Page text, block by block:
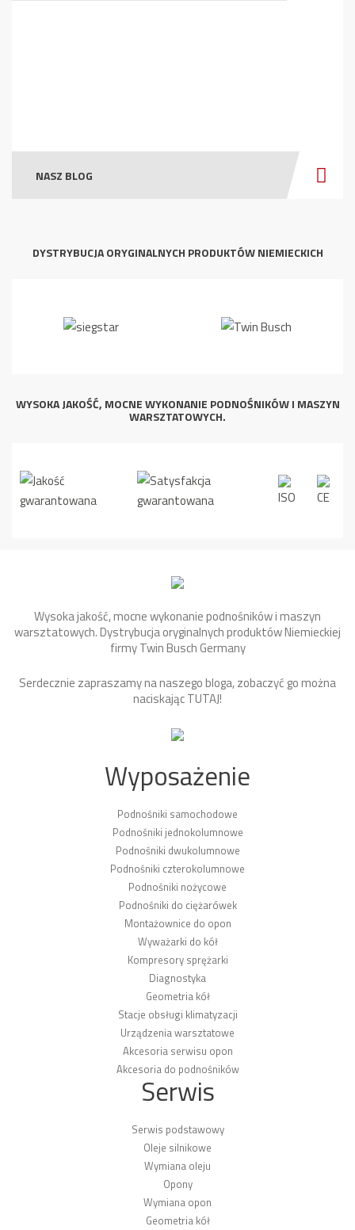
NASZ BLOG
DYSTRYBUCJA ORYGINALNYCH PRODUKTÓW NIEMIECKICH
WYSOKA JAKOŚĆ, MOCNE WYKONANIE PODNOŚNIKÓW I MASZYN
WARSZTATOWYCH.
Wysoka jakość, mocne wykonanie podnośników i maszyn
warsztatowych. Dystrybucja oryginalnych produktów Niemieckiej
firmy Twin Busch Germany
Serdecznie zapraszamy na naszego bloga, zobaczyć go można
naciskającTUTAJ!
Wyposażenie
Podnośniki samochodowe
Podnośniki jednokolumnowe
Podnośniki dwukolumnowe
Podnośniki czterokolumnowe
Podnośniki nożycowe
Podnośniki do ciężarówek
Montażownice do opon
Wyważarki do kół
Kompresory sprężarki
Diagnostyka
Geometria kół
Stacje obsługi klimatyzacji
Urządzenia warsztatowe
Akcesoria serwisu opon
Akcesoria do podnośników
Serwis
Serwis podstawowy
Oleje silnikowe
Wymiana oleju
Opony
Wymiana opon
Geometria kół